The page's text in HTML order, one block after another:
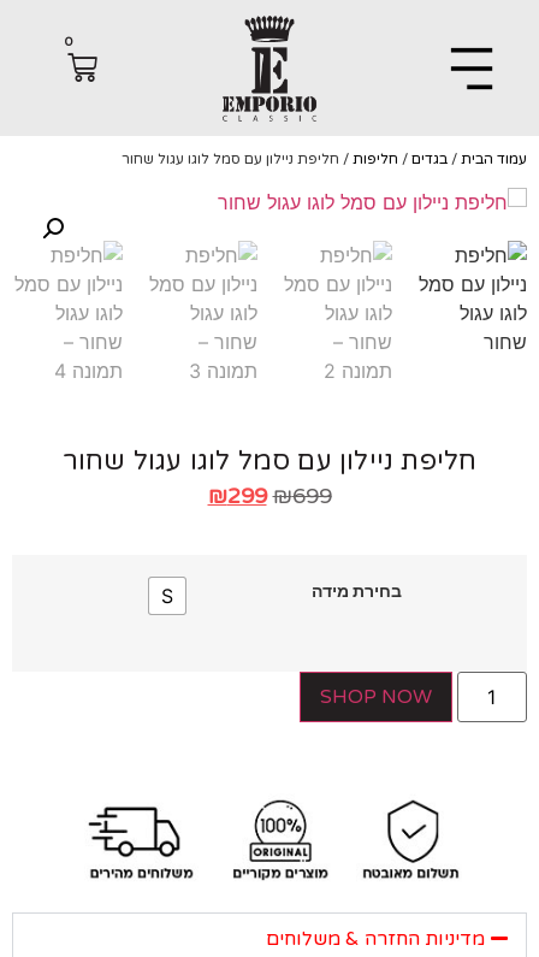
הבית/בגדים/חליפות/ חליפת ניילון עם סמל לוגו עגול שחור
חליפת ניילון עם סמל לוגו עגול שחור
₪
₪299
בחירת מידה
SHOP NOW
מדיניות החזרה & משלוחים